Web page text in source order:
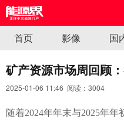
首页 影像 国
矿产资源市场周回顾
2025-01-06 11:46 阅读： 3004
随着2024年年末与2025年